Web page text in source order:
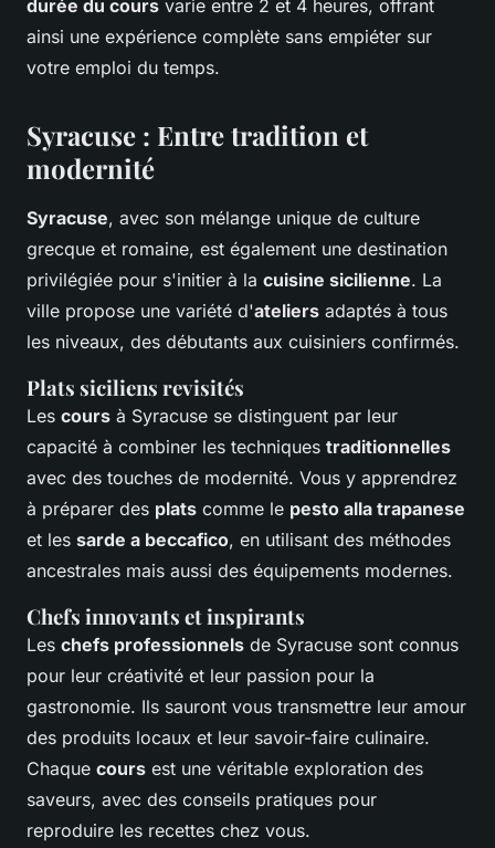
durée du cours varie entre 2 et 4 heures, offrant
ainsi une expérience complète sans empiéter sur
votre emploi du temps.
Syracuse : Entre tradition et
modernité
Syracuse, avec son mélange unique de culture
grecque et romaine, est également une destination
privilégiée pour s'initier à la cuisine sicilienne. La
ville propose une variété d'ateliers adaptés à tous
les niveaux, des débutants aux cuisiniers confirmés.
Plats siciliens revisités
Les cours à Syracuse se distinguent par leur
capacité à combiner les techniques traditionnelles
avec des touches de modernité. Vous y apprendrez
à préparer des plats comme le pesto alla trapanese
et les sarde a beccafico, en utilisant des méthodes
ancestrales mais aussi des équipements modernes.
Chefs innovants et inspirants
Les chefs professionnels de Syracuse sont connus
pour leur créativité et leur passion pour la
gastronomie. Ils sauront vous transmettre leur amour
des produits locaux et leur savoir-faire culinaire.
Chaque cours est une véritable exploration des
saveurs, avec des conseils pratiques pour
reproduire les recettes chez vous.